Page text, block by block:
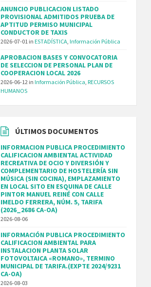
ANUNCIO PUBLICACION LISTADO
PROVISIONAL ADMITIDOS PRUEBA DE
APTITUD PERMISO MUNICIPAL
CONDUCTOR DE TAXIS
2026-07-01 inESTADÍSTICA ,Información Pública
APROBACION BASES Y CONVOCATORIA
DE SELECCION DE PERSONAL PLAN DE
COOPERACION LOCAL 2026
2026-06-12 inInformación Pública ,RECURSOS
HUMANOS
ÚLTIMOS DOCUMENTOS
INFORMACION PUBLICA PROCEDIMIENTO
CALIFICACION AMBIENTAL ACTIVIDAD
RECREATIVA DE OCIO Y DIVERSIÓN Y
COMPLEMENTARIO DE HOSTELERÍA SIN
MÚSICA (SIN COCINA), EMPLAZAMIENTO
EN LOCAL SITO EN ESQUINA DE CALLE
PINTOR MANUEL REINÉ CON CALLE
IMELDO FERRERA, NÚM. 5, TARIFA
(2026_2686 CA-OA)
2026-08-06
INFORMACIÓN PUBLICA PROCEDIMIENTO
CALIFICACION AMBIENTAL PARA
INSTALACION PLANTA SOLAR
FOTOVOLTAICA «ROMANO», TERMINO
MUNICIPAL DE TARIFA.(EXPTE 2024/9231
CA-OA)
2026-08-03